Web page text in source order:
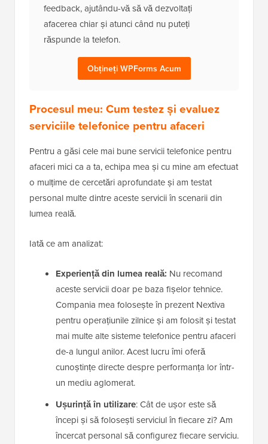
feedback, ajutându-vă să vă dezvoltați
afacerea chiar și atunci când nu puteți
răspunde la telefon.
Obțineți WPForms Acum
Procesul meu: Cum testez și evaluez
serviciile telefonice pentru afaceri
Pentru a găsi cele mai bune servicii telefonice pentru
afaceri mici ca a ta, echipa mea și cu mine am efectuat
o mulțime de cercetări aprofundate și am testat
personal multe dintre aceste servicii în scenarii din
lumea reală.
Iată ce am analizat:
Experiență din lumea reală: Nu recomand
aceste servicii doar pe baza fișelor tehnice.
Compania mea folosește în prezent Nextiva
pentru operațiunile zilnice și am folosit și testat
mai multe alte sisteme telefonice pentru afaceri
de-a lungul anilor. Acest lucru îmi oferă
cunoștințe directe despre performanța lor într-
un mediu aglomerat.
Ușurință în utilizare: Cât de ușor este să
începi și să folosești serviciul în fiecare zi? Am
încercat personal să configurez fiecare serviciu.